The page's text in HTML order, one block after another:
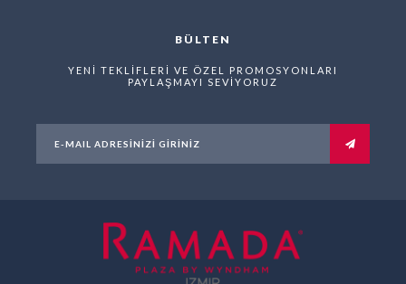
BÜLTEN
YENİ TEKLİFLERİ VE ÖZEL PROMOSYONLARI
PAYLAŞMAYI SEVİYORUZ